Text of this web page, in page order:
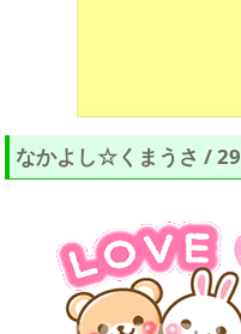
なかよし☆くまうさ / 29